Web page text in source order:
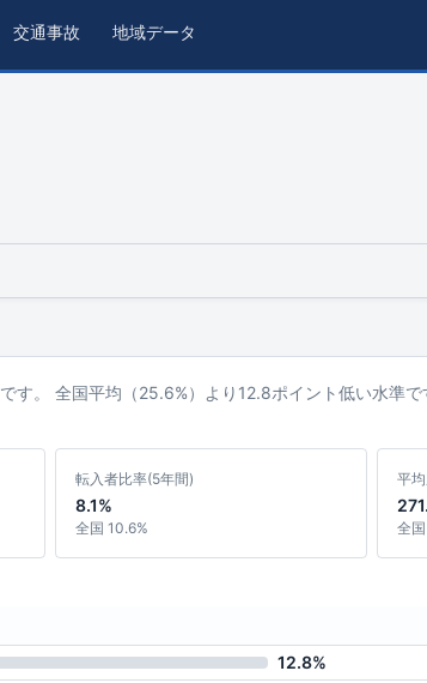
交通事故 地域データ
です。 全国平均（25.6%）より12.8ポイント低い水準
転入者比率(5年間)
8.1%
全国 10.6%
平
全
12.8%